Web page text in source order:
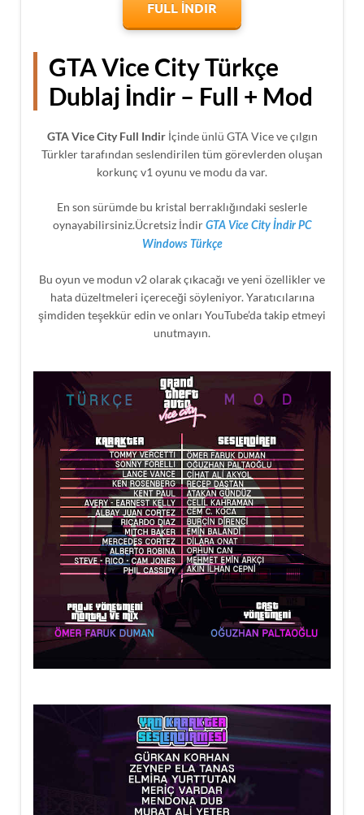
FULL İNDIR
GTA Vice City Türkçe
Dublaj İndir – Full + Mod
GTA Vice City Full Indir İçinde ünlü GTA Vice ve çılgın
Türkler tarafından seslendirilen tüm görevlerden oluşan
korkunç v1 oyunu ve modu da var.
En son sürümde bu kristal berraklığındaki seslerle
oynayabilirsiniz.Ücretsiz İndir GTA Vice City İndir PC
Windows Türkçe
Bu oyun ve modun v2 olarak çıkacağı ve yeni özellikler ve
hata düzeltmeleri içereceği söyleniyor. Yaratıcılarına
şimdiden teşekkür edin ve onları YouTube’da takip etmeyi
unutmayın.